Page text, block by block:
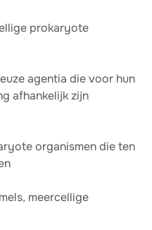
prokaryote
agentia die voor hun
afhankelijk zijn
organismen die ten
meercellige